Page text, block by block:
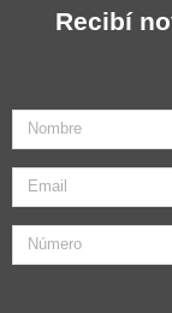
Recibí
Nombre
Email